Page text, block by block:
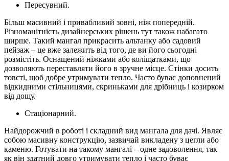
Пересувний.
Більш масивний і привабливий зовні, ніж попередній.
Різноманітність дизайнерських рішень тут також набагато
ширше. Такий мангал прикрасить альтанку або садовий
пейзаж – це вже залежить від того, де ви його сьогодні
розмістіть. Оснащений ніжками або коліщатками, що
дозволяють переставляти його в зручне місце. Стінки досить
товсті, щоб добре утримувати тепло. Часто буває доповнений
відкидними стільницями, скриньками для дрібниць і козирком
від дощу.
Стаціонарний.
Найдорожчий в роботі і складний вид мангала для дачі. Являє
собою масивну конструкцію, зазвичай викладену з цегли або
каменю. Готувати на такому мангалі – одне задоволення, так
як він здатний довго утримувати тепло і часто буває